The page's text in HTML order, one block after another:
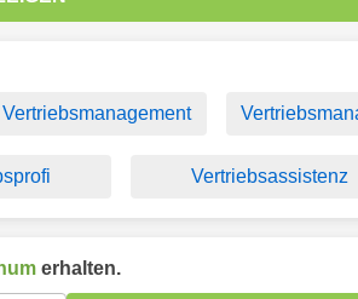
Vertriebsmanagement
Vertriebsassistenz
erhalten.